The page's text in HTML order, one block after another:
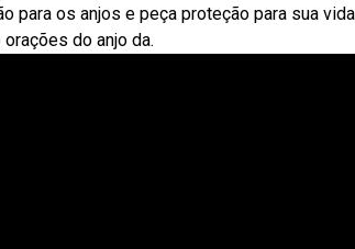
para os anjos e peça proteção para sua
do anjo da.